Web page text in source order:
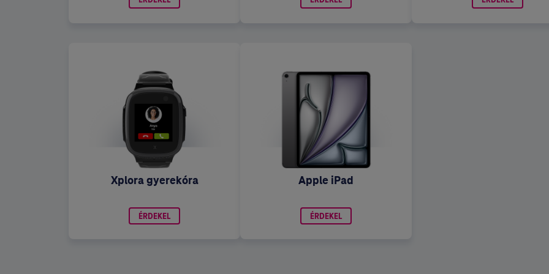
Xplora gyerekóra
ÉRDEKEL
Apple iPad
ÉRDEKEL